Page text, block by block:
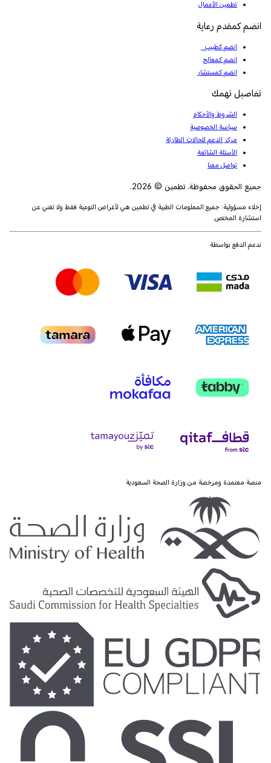
تطمين الأعمال
انضم كمقدم رعاية
انضم كطبيب
انضم كمعالج
انضم كمستشار
تفاصيل تهمك
الشروط والأحكام
سياسة الخصوصية
مركز الدعم للحالات الطارئة
الأسئلة الشائعة
تواصل معنا
جميع الحقوق محفوظة. تطمين © 2026.
إخلاء مسؤولية: جميع المعلومات الطبية في تطمين هي لأغراض التوعية فقط ولا تغني عن
استشارة المختص.
ندعم الدفع بواسطة
منصة معتمدة ومرخصة من وزارة الصحة السعودية